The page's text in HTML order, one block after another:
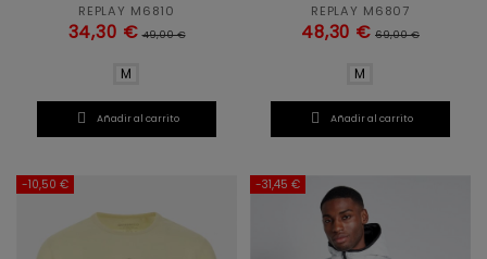
REPLAY M6810
34,30 € 49,00 €
M
 Añadir al carrito
REPLAY M6807
48,30 € 69,00 €
M
 Añadir al carrito
-10,50 € -31,45 €